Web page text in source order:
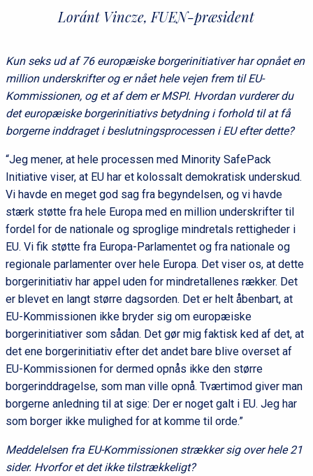
Loránt Vincze, FUEN-præsident
Kun seks ud af 76 europæiske borgerinitiativer har opnået en
million underskrifter og er nået hele vejen frem til EU-
Kommissionen, og et af dem er MSPI. Hvordan vurderer du
det europæiske borgerinitiativs betydning i forhold til at få
borgerne inddraget i beslutningsprocessen i EU efter dette?
“Jeg mener, at hele processen med Minority SafePack
Initiative viser, at EU har et kolossalt demokratisk underskud.
Vi havde en meget god sag fra begyndelsen, og vi havde
stærk støtte fra hele Europa med en million underskrifter til
fordel for de nationale og sproglige mindretals rettigheder i
EU. Vi fik støtte fra Europa-Parlamentet og fra nationale og
regionale parlamenter over hele Europa. Det viser os, at dette
borgerinitiativ har appel uden for mindretallenes rækker. Det
er blevet en langt større dagsorden. Det er helt åbenbart, at
EU-Kommissionen ikke bryder sig om europæiske
borgerinitiativer som sådan. Det gør mig faktisk ked af det, at
det ene borgerinitiativ efter det andet bare blive overset af
EU-Kommissionen for dermed opnås ikke den større
borgerinddragelse, som man ville opnå. Tværtimod giver man
borgerne anledning til at sige: Der er noget galt i EU. Jeg har
som borger ikke mulighed for at komme til orde.”
Meddelelsen fra EU-Kommissionen strækker sig over hele 21
sider. Hvorfor et det ikke tilstrækkeligt?